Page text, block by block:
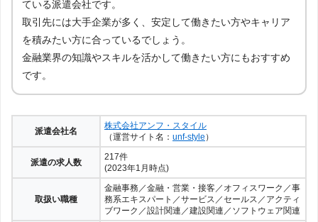
ている派遣会社です。
取引先には大手企業が多く、安定して働きたい方やキャリア
を積みたい方に合っているでしょう。
金融業界の知識やスキルを活かして働きたい方にもおすすめ
です。
派遣会社名
株式会社アンフ・スタイル
（運営サイト名： unf-style ）
派遣の求人数
217件
(2023年1月時点)
取扱い職種
金融事務／金融・営業・接客／オフィスワーク／事
務系エキスパート／サービス／セールス／アクティ
ブワーク／設計関連／建設関連／ソフトウェア関連